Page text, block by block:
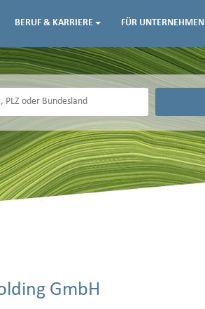
BERUF & KARRIERE FÜR UNTERNEHMEN
GmbH